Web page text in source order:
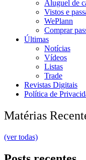
Aluguel de
Vistos e
WePlann
Comprar
Últimas
Notícias
Vídeos
Listas
Trade
Revistas Digitais
Política de
Matérias
(ver todas)